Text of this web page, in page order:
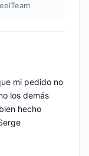
mi pedido no
los demás
hecho